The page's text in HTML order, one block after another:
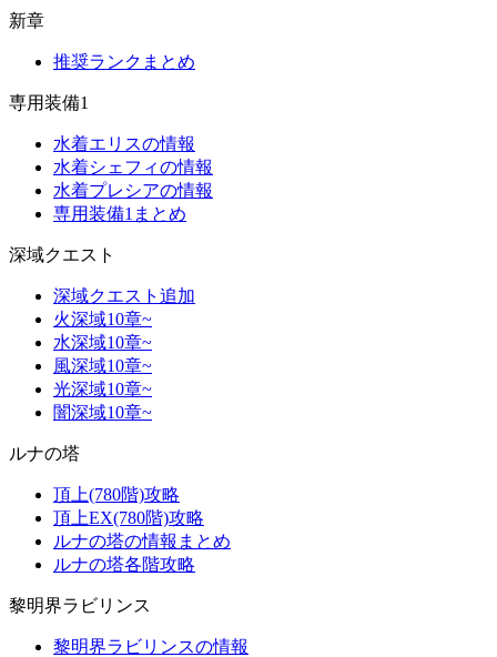
新章
推奨ランクまとめ
専用装備1
水着エリスの情報
水着シェフィの情報
水着プレシアの情報
専用装備1まとめ
深域クエスト
深域クエスト追加
火深域10章~
水深域10章~
風深域10章~
光深域10章~
闇深域10章~
ルナの塔
頂上(780階)攻略
頂上EX(780階)攻略
ルナの塔の情報まとめ
ルナの塔各階攻略
黎明界ラビリンス
黎明界ラビリンスの情報